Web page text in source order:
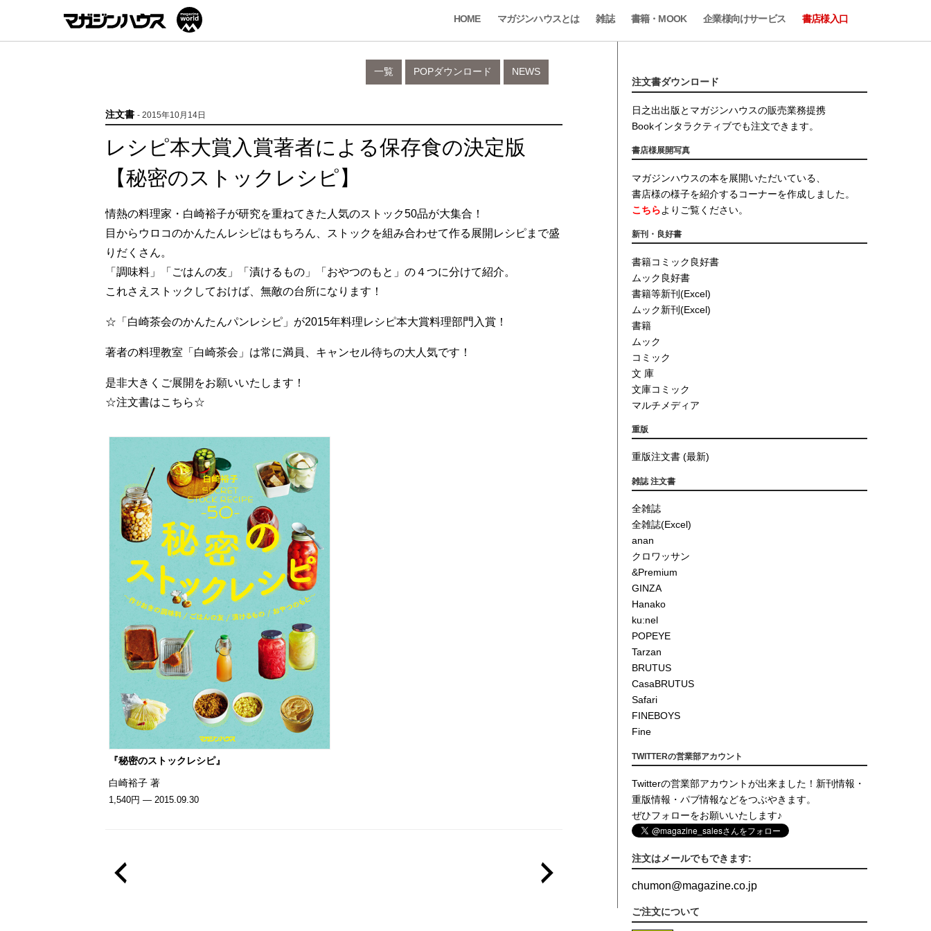
HOME マガジンハウスとは 雑誌 書籍・MOOK 企業様向けサービス 書店様入口
NEWS
POPダウンロード
一覧
注文書 - 2015年10月14日
レシピ本大賞入賞著者による保存食の決定版
【秘密のストックレシピ】
情熱の料理家・白崎裕子が研究を重ねてきた人気のストック50品が大集合！
目からウロコのかんたんレシピはもちろん、ストックを組み合わせて作る展開レシピまで盛
りだくさん。
「調味料」「ごはんの友」「漬けるもの」「おやつのもと」の４つに分けて紹介。
これさえストックしておけば、無敵の台所になります！
☆「白崎茶会のかんたんパンレシピ」が2015年料理レシピ本大賞料理部門入賞！
著者の料理教室「白崎茶会」は常に満員、キャンセル待ちの大人気です！
是非大きくご展開をお願いいたします！
☆注文書はこちら☆
『秘密のストックレシピ』
白崎裕子 著
1,540円 — 2015.09.30
注文書ダウンロード
日之出出版とマガジンハウスの販売業務提携
Bookインタラクティブでも注文できます。
書店様展開写真
マガジンハウスの本を展開いただいている、
書店様の様子を紹介するコーナーを作成しました。
こちらよりご覧ください。
新刊・良好書
書籍コミック良好書
ムック良好書
書籍等新刊(Excel)
ムック新刊(Excel)
書籍
ムック
コミック
文 庫
文庫コミック
マルチメディア
重版
重版注文書 (最新)
雑誌 注文書
全雑誌
全雑誌(Excel)
anan
クロワッサン
&Premium
GINZA
Hanako
ku:nel
POPEYE
Tarzan
BRUTUS
CasaBRUTUS
Safari
FINEBOYS
Fine
TWITTERの営業部アカウント
Twitterの営業部アカウントが出来ました！新刊情報・
重版情報・パブ情報などをつぶやきます。
ぜひフォローをお願いいたします♪
注文はメールでもできます:
chumon@magazine.co.jp
ご注文について